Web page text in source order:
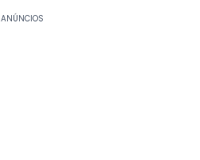
ANÚNCIOS